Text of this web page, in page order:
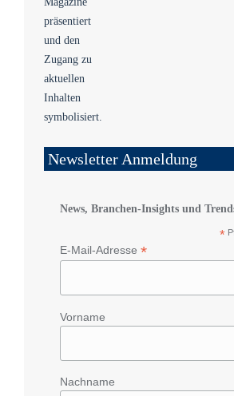
Newsletter Anmeldung
News, Branchen-Insights und
*
E-Mail-Adresse *
Vorname
Nachname